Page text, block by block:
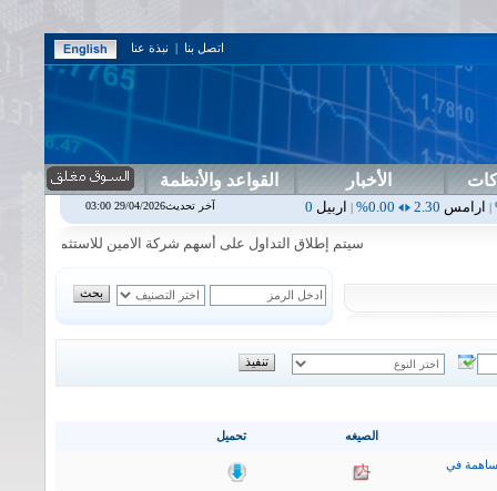
اتصل بنا | نبذة عنا
الأخبار القواعد والأنظمة
|اربيل 0.00
0.00%
|اسفنج1.87
سيتم إطلاق التداول على أسهم شركة الامين للاستثمار المالي في
تحميل الصيغه
في